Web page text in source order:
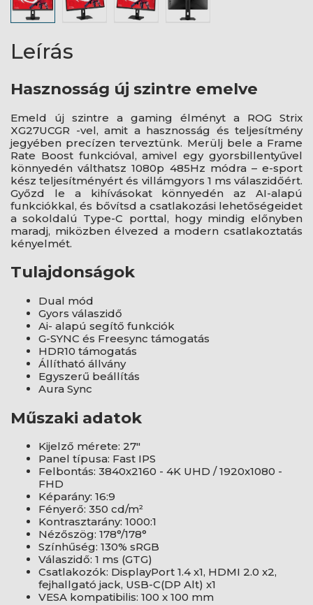
Leírás
Hasznosság új szintre emelve
Emeld új szintre a gaming élményt a ROG Strix
XG27UCGR -vel, amit a hasznosság és teljesítmény
jegyében precízen terveztünk. Merülj bele a Frame
Rate Boost funkcióval, amivel egy gyorsbillentyűvel
könnyedén válthatsz 1080p 485Hz módra – e-sport
kész teljesítményért és villámgyors 1 ms válaszidőért.
Győzd le a kihívásokat könnyedén az AI-alapú
funkciókkal, és bővítsd a csatlakozási lehetőségeidet
a sokoldalú Type-C porttal, hogy mindig előnyben
maradj, miközben élvezed a modern csatlakoztatás
kényelmét.
Tulajdonságok
Dual mód
Gyors válaszidő
Ai- alapú segítő funkciók
G-SYNC és Freesync támogatás
HDR10 támogatás
Állítható állvány
Egyszerű beállítás
Aura Sync
Műszaki adatok
Kijelző mérete: 27"
Panel típusa: Fast IPS
Felbontás: 3840x2160 - 4K UHD / 1920x1080 -
FHD
Képarány: 16:9
Fényerő: 350 cd/m²
Kontrasztarány: 1000:1
Nézőszög: 178°/178°
Színhűség: 130% sRGB
Válaszidő: 1 ms (GTG)
Csatlakozók: DisplayPort 1.4 x1, HDMI 2.0 x2,
fejhallgató jack, USB-C(DP Alt) x1
VESA kompatibilis: 100 x 100 mm